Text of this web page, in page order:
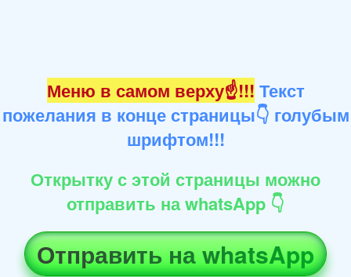
Меню в самом верху☝!!! Текст
пожелания в конце страницы👇 голубым
шрифтом!!!
Открытку с этой страницы можно
отправить на whatsApp 👇
Отправить на whatsApp